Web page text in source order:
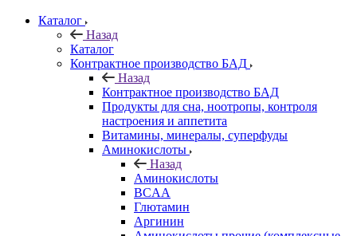
Каталог
Назад
Каталог
Контрактное производство БАД
Назад
Контрактное производство БАД
Продукты для сна, ноотропы, контроля
настроения и аппетита
Витамины, минералы, суперфуды
Аминокислоты
Назад
Аминокислоты
BCAA
Глютамин
Аргинин